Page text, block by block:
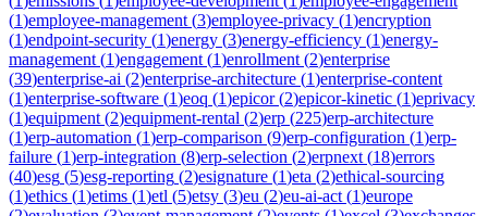
(1)employee-management (3)employee-privacy (1)encryption
(1)endpoint-security (1)energy (3)energy-efficiency (1)energy-
management (1)engagement (1)enrollment (2)enterprise
(39)enterprise-ai (2)enterprise-architecture (1)enterprise-content
(1)enterprise-software (1)eoq (1)epicor(2)epicor-kinetic (1)eprivacy
(1)equipment (2)equipment-rental (2)erp (225)erp-architecture
(1)erp-automation (1)erp-comparison (9)erp-configuration (1)erp-
failure (1)erp-integration (8)erp-selection (2)erpnext (18)errors
(40)esg (5)esg-reporting (2)esignature (1)eta (2)ethical-sourcing
(1)ethics (1)etims (1)etl (5)etsy (3)eu (2)eu-ai-act (1)europe